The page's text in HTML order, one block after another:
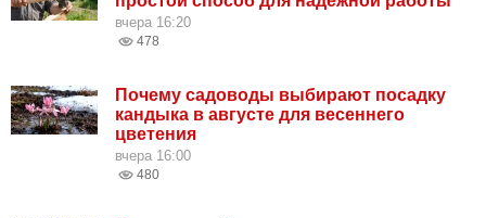
вчера 16:20
478
Почему садоводы выбирают посадку
кандыка в августе для весеннего
цветения
вчера 16:00
480